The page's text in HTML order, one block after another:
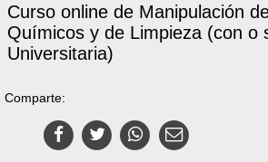
Curso online de Manipulación
Químicos y de Limpieza (con o
Universitaria)
Comparte: